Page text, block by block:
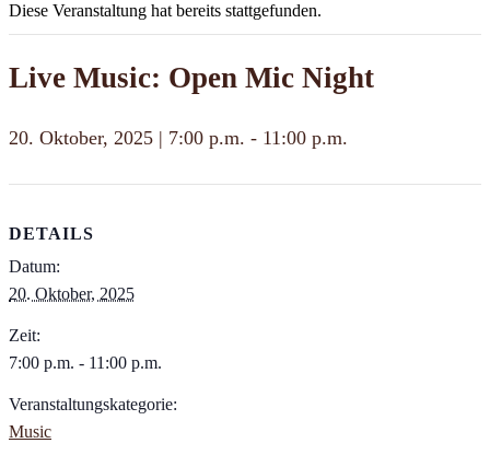
Diese Veranstaltung hat bereits stattgefunden.
Live Music: Open Mic Night
20. Oktober, 2025 | 7:00 p.m. - 11:00 p.m.
DETAILS
Datum:
20. Oktober, 2025
Zeit:
7:00 p.m. - 11:00 p.m.
Veranstaltungskategorie:
Music